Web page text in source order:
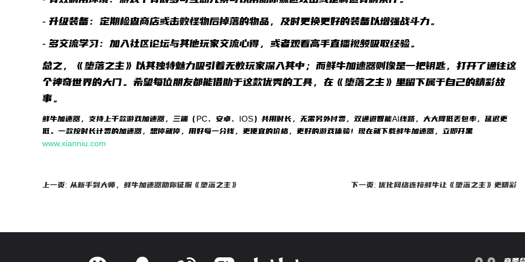
- 升级装备：定期检查商店或击败怪物后掉落的物品，及时更换更好的装备以增强战斗力。
- 多交流学习：加入社区论坛与其他玩家交流心得，或者观看高手直播视频吸取经验。
总之，《堕落之主》以其独特魅力吸引着无数玩家深入其中；而鲜牛加速器则像是一把钥匙，打开了通往这
个神奇世界的大门。希望每位朋友都能借助于这款优秀的工具，在《堕落之主》里留下属于自己的精彩故
事。
鲜牛加速器，支持上千款游戏加速器，三端（PC、安卓、IOS）共用时长，无需另外付费，双通道智能AI线路，大大降低丢包率，延迟更
低。一款按时长计费的加速器，想停就停，用好每一分钱，更便宜的价格，更好的游戏体验！现在就下载鲜牛加速器，立即开黑
www.xianniu.com
上一页: 从新手到大师，鲜牛加速器助你征服《堕落之主》 下一页: 优化网络连接鲜牛让《堕落之主》更精彩